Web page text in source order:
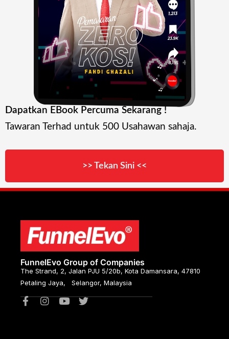
Dapatkan EBook Percuma Sekarang !
Tawaran Terhad untuk 500 Usahawan sahaja.
>> Tekan Sini <<
FunnelEvo Group of Companies
The Strand, 2, Jalan PJU 5/20b, Kota Damansara, 47810
Petaling Jaya, Selangor, Malaysia